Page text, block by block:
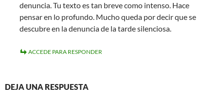
denuncia. Tu texto es tan breve como intenso. Hace
pensar en lo profundo. Mucho queda por decir que se
descubre en la denuncia de la tarde silenciosa.
ACCEDE PARA RESPONDER
DEJA UNA RESPUESTA